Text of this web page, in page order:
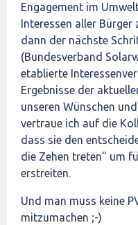
Engagement im
Interessen aller
dann der nächste
(Bundesverband
etablierte
Ergebnisse der
unseren Wünschen
vertraue ich auf die
dass sie den
die Zehen treten" um
erstreiten.
Und man muss keine
mitzumachen ;-)